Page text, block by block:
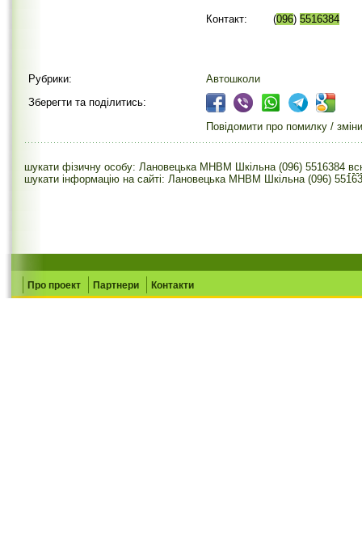
Контакт: (096) 5516384
Рубрики:
Автошколи
Зберегти та поділитись:
Повідомити про помилку / зміни
шукати фізичну особу: Лановецька МНВМ Шкільна (096) 5516384
шукати інформацію на сайті: Лановецька МНВМ Шкільна (096)
Про проект Партнери Контакти